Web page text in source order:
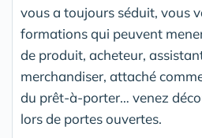
vous a toujours séduit, vous
formations qui peuvent
de produit, acheteur,
merchandiser, attaché
du prêt-à-porter… venez
lors de portes ouvertes.